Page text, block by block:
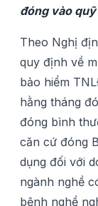
đóng vào
Theo Nghị
quy định về
bảo hiểm
hằng tháng
đóng bình
căn cứ đóng
dụng đối với
ngành nghề
bệnh nghề